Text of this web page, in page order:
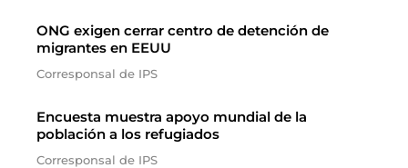
ONG exigen cerrar centro de detención de
migrantes en EEUU
Corresponsal de IPS
Encuesta muestra apoyo mundial de la
población a los refugiados
Corresponsal de IPS